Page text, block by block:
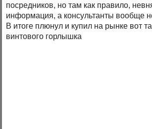
посредников, но там как правило,
информация, а консультанты вообще
В итоге плюнул и купил на рынке вот
винтового горлышка